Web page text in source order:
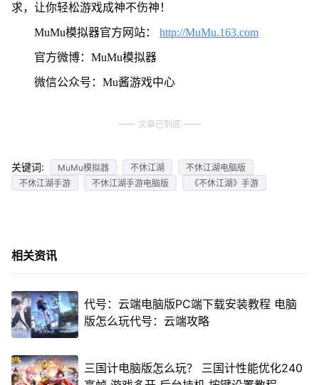
求，让你轻松游戏成神不伤神！
MuMu模拟器官方网站： http://MuMu.163.com
官方微博：MuMu模拟器
微信公众号：Mu酱游戏中心
文章已到底
关键词: MuMu模拟器 不休江湖
不休江湖电脑版
不休江湖手游
不休江湖手游电脑版 《不休江湖》手游
相关资讯
代号：云端电脑版PC端下载安装教程 电脑
版怎么玩代号：云端攻略
三国计电脑版怎么玩？ 三国计性能优化240